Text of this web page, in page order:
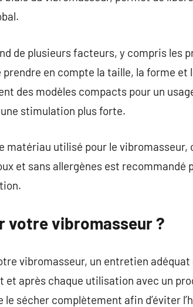
de plusieurs facteurs, y compris les
en compte la taille, la forme et
des modèles compacts pour un
stimulation plus forte.
matériau utilisé pour le
et sans allergènes est
votre vibromasseur ?
vibromasseur, un entretien
et après chaque utilisation avec un
sécher complètement afin d’éviter